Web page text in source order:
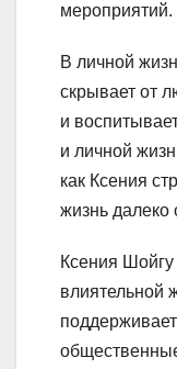
мероприятий.
В личной
скрывает от
и
и личной
как Ксения
жизнь далеко
Ксения
влиятельной